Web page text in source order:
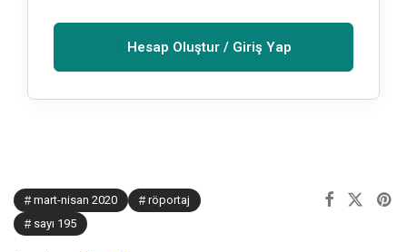
Hesap Oluştur / Giriş Yap
mart-nisan 2020
röportaj
sayı 195